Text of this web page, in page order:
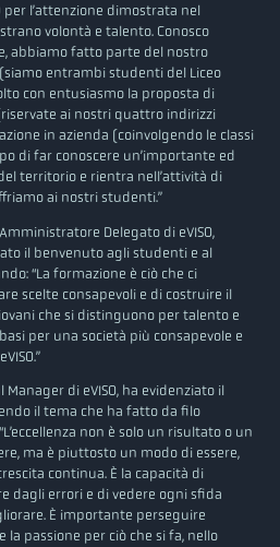
per l’attenzione dimostrata nel
volontà e talento. Conosco
abbiamo fatto parte del nostro
entrambi studenti del Liceo
con entusiasmo la proposta di
ai nostri quattro indirizzi
in azienda (coinvolgendo le classi
di far conoscere un’importante ed
territorio e rientra nell’attività di
ai nostri studenti.”
Delegato di eVISO,
il benvenuto agli studenti e al
“La formazione è ciò che ci
scelte consapevoli e di costruire il
che si distinguono per talento e
per una società più consapevole e
Manager di eVISO, ha evidenziato il
il tema che ha fatto da filo
non è solo un risultato o un
ma è piuttosto un modo di essere,
continua. È la capacità di
dagli errori e di vedere ogni sfida
È importante perseguire
la passione per ciò che si fa, nello